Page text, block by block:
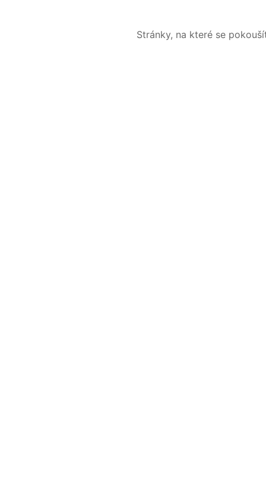
Stránky, na které se